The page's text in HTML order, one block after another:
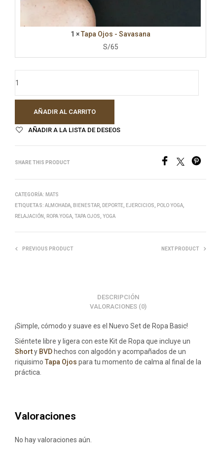
1 ×Tapa Ojos - Savasana
S/65
AÑADIR AL CARRITO
AÑADIR A LA LISTA DE DESEOS
SHARE THIS PRODUCT
CATEGORÍA: MATS
ETIQUETAS: ALMOHADA BIENESTAR DEPORTE EJERCICIOS POLO YOGA
RELAJACIÓN
ROPA YOGA TAPA OJOS YOGA
PREVIOUS PRODUCT NEXT PRODUCT
DESCRIPCIÓN
VALORACIONES (0)
¡Simple, cómodo y suave es el Nuevo Set de Ropa Basic!
Siéntete libre y ligera con este Kit de Ropa que incluye un
Shorty BVD hechos con algodón y acompañados de un
riquisimo Tapa Ojos para tu momento de calma al final de la
práctica.
Valoraciones
No hay valoraciones aún.